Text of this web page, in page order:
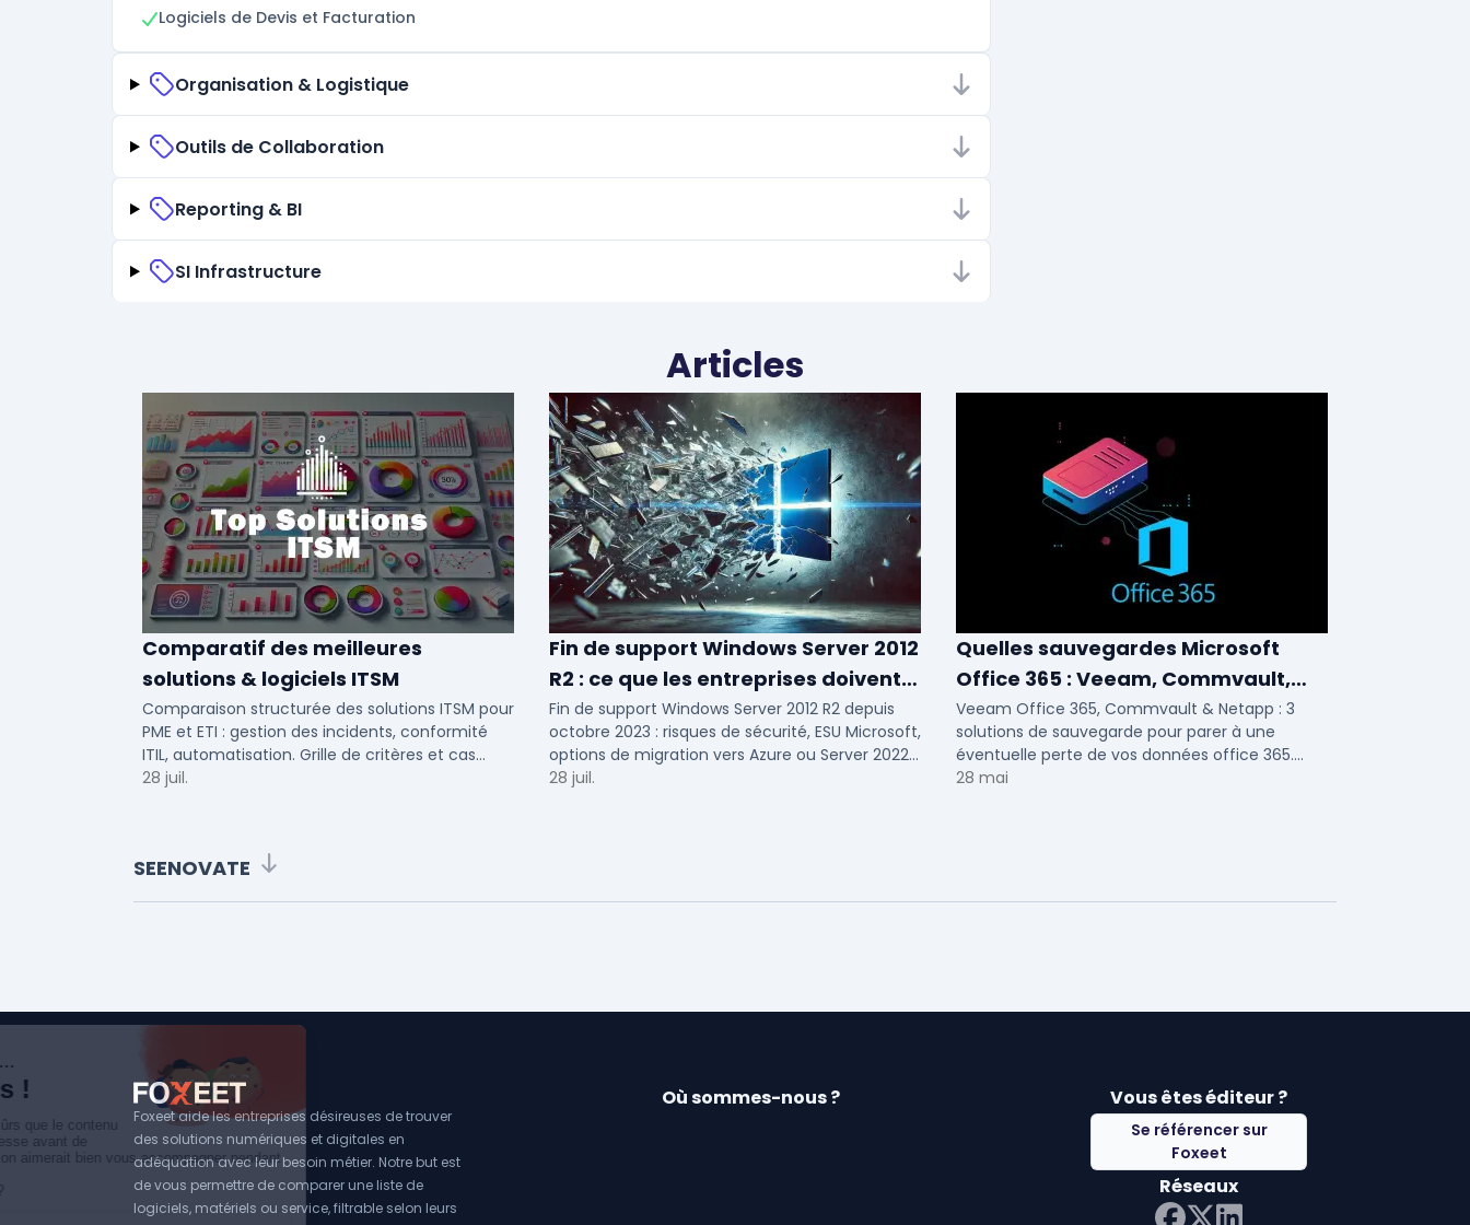
Logiciels de Devis et Facturation
Organisation & Logistique
Outils de Collaboration
Reporting & BI
SI Infrastructure
Articles
Comparatif des meilleures
solutions & logiciels ITSM
Comparaison structurée des solutions ITSM pour
PME et ETI : gestion des incidents, conformité
ITIL, automatisation. Grille de critères et cas
d'usage par taille d'entreprise.
28 juil.
Fin de support Windows Server 2012
R2 : ce que les entreprises doivent
savoir
Fin de support Windows Server 2012 R2 depuis
octobre 2023 : risques de sécurité, ESU Microsoft,
options de migration vers Azure ou Server 2022
pour TPE, PME et ETI.
28 juil.
Quelles sauvegardes Microsoft
Office 365 : Veeam, Commvault,
Netapp
Veeam Office 365, Commvault & Netapp : 3
solutions de sauvegarde pour parer à une
éventuelle perte de vos données office 365.
Voici notre ...
28 mai
SEENOVATE
Foxeet aide les entreprises désireuses de trouver
des solutions numériques et digitales en
adéquation avec leur besoin métier. Notre but est
de vous permettre de comparer une liste de
logiciels, matériels ou service, filtrable selon leurs
Où sommes-nous ? Vous êtes éditeur ?
Se référencer sur
Foxeet
Réseaux